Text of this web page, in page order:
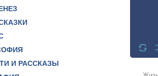
И РАССКАЗЫ